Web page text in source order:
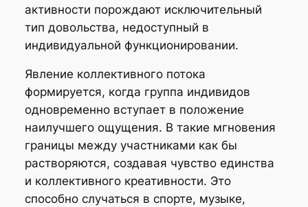
активности порождают исключительный
тип довольства, недоступный в
индивидуальной функционировании.
Явление коллективного потока
формируется, когда группа индивидов
одновременно вступает в положение
наилучшего ощущения. В такие мгновения
границы между участниками как бы
растворяются, создавая чувство единства
и коллективного креативности. Это
способно случаться в спорте, музыке,